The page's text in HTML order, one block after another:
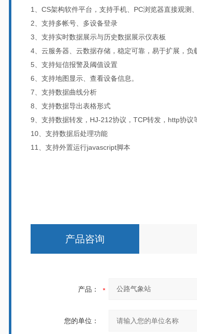
1、CS架构软件平台，支持手机、PC浏览器直接观测
2、支持多帐号、多设备登录
3、支持实时数据展示与历史数据展示仪表板
4、云服务器、云数据存储，稳定可靠，易于扩展，负
5、支持短信报警及阈值设置
6、支持地图显示、查看设备信息。
7、支持数据曲线分析
8、支持数据导出表格形式
9、支持数据转发，HJ-212协议，TCP转发，http协议
10、支持数据后处理功能
11、支持外置运行javascript脚本
产品咨询
产品：
您的单位：